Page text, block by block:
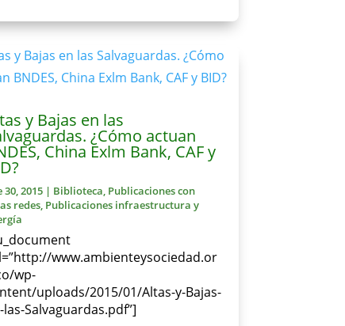
y Bajas en las
¿Cómo actuan
China Exlm Bank, CAF y
30, 2015 | Biblioteca, Publicaciones con
redes, Publicaciones infraestructura y
www.ambienteysociedad.or
wp-
uploads/2015/01/Altas-y-Bajas-
las-Salvaguardas.pdf”]